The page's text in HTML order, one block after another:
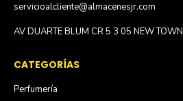
servicioalcliente@almacenesjr.com
AV DUARTE BLUM CR 5 3 05 NEW TOWN
CATEGORÍAS
Perfumería